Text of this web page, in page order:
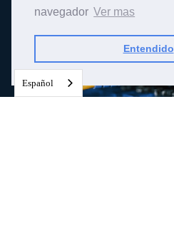
navegador Ver mas
Entendido
Español